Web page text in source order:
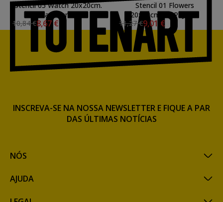
Stencil 05 Watch 20x20cm.
La Pajarita
10,84 €8,67 €
Stencil 01 Flowers
20x20cm. La Pajarita
11,27 €9,01 €
NÓS
AJUDA
INSCREVA-SE NA NOSSA NEWSLETTER E FIQUE A PAR
DAS ÚLTIMAS NOTÍCIAS